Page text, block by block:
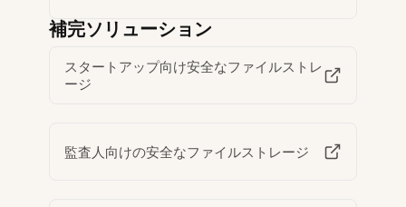
補完ソリューション
スタートアップ向け安全なファイルストレ
ージ
監査人向けの安全なファイルストレージ